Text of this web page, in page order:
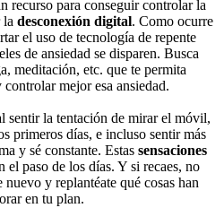
recurso para conseguir controlar la
la desconexión digital. Como ocurre
el uso de tecnología de repente
de ansiedad se disparen. Busca
meditación, etc. que te permita
mejor esa ansiedad.
sentir la tentación de mirar el móvil,
primeros días, e incluso sentir más
y sé constante. Estas sensaciones
el paso de los días. Y si recaes, no
nuevo y replantéate qué cosas han
en tu plan.